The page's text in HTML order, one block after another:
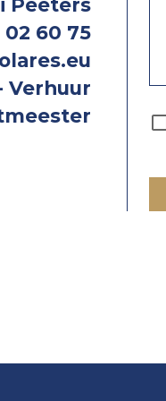
Peeters
02 60 75
Verhuur